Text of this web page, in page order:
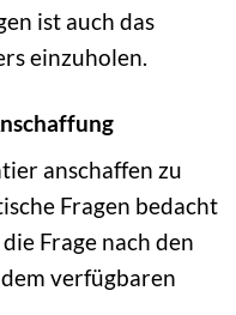
ist auch das
einzuholen.
anschaffen zu
Fragen bedacht
Frage nach den
verfügbaren